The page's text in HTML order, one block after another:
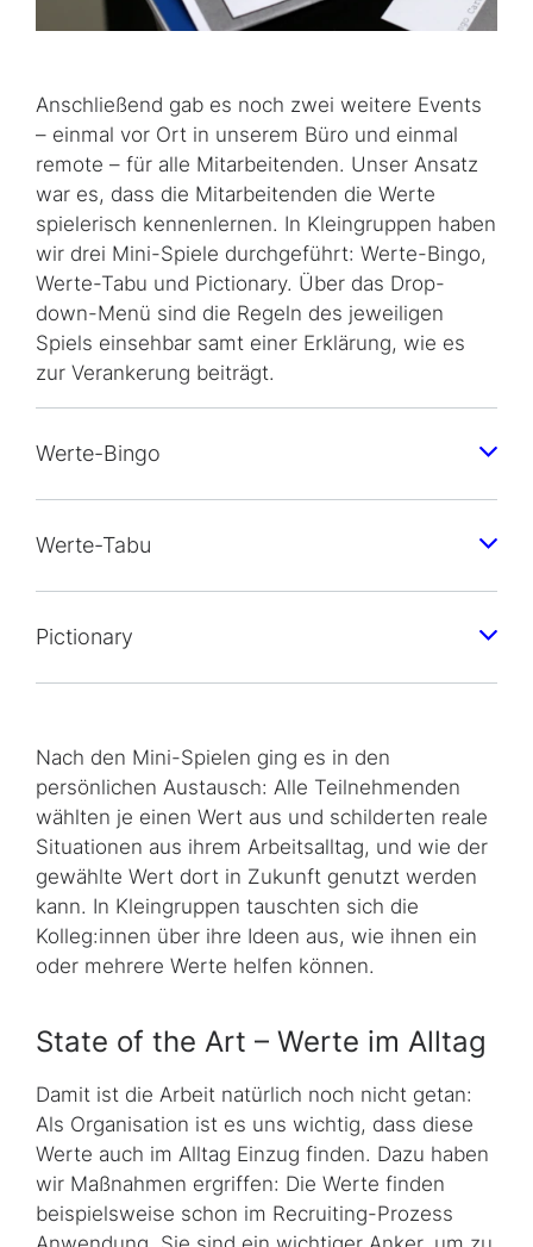
Anschließend gab es noch zwei weitere Events
– einmal vor Ort in unserem Büro und einmal
remote – für alle Mitarbeitenden. Unser Ansatz
war es, dass die Mitarbeitenden die Werte
spielerisch kennenlernen. In Kleingruppen haben
wir drei Mini-Spiele durchgeführt: Werte-Bingo,
Werte-Tabu und Pictionary. Über das Drop-
down-Menü sind die Regeln des jeweiligen
Spiels einsehbar samt einer Erklärung, wie es
zur Verankerung beiträgt.
Werte-Bingo
Werte-Tabu
Pictionary
Nach den Mini-Spielen ging es in den
persönlichen Austausch: Alle Teilnehmenden
wählten je einen Wert aus und schilderten reale
Situationen aus ihrem Arbeitsalltag, und wie der
gewählte Wert dort in Zukunft genutzt werden
kann. In Kleingruppen tauschten sich die
Kolleg:innen über ihre Ideen aus, wie ihnen ein
oder mehrere Werte helfen können.
State of the Art – Werte im Alltag
Damit ist die Arbeit natürlich noch nicht getan:
Als Organisation ist es uns wichtig, dass diese
Werte auch im Alltag Einzug finden. Dazu haben
wir Maßnahmen ergriffen: Die Werte finden
beispielsweise schon im Recruiting-Prozess